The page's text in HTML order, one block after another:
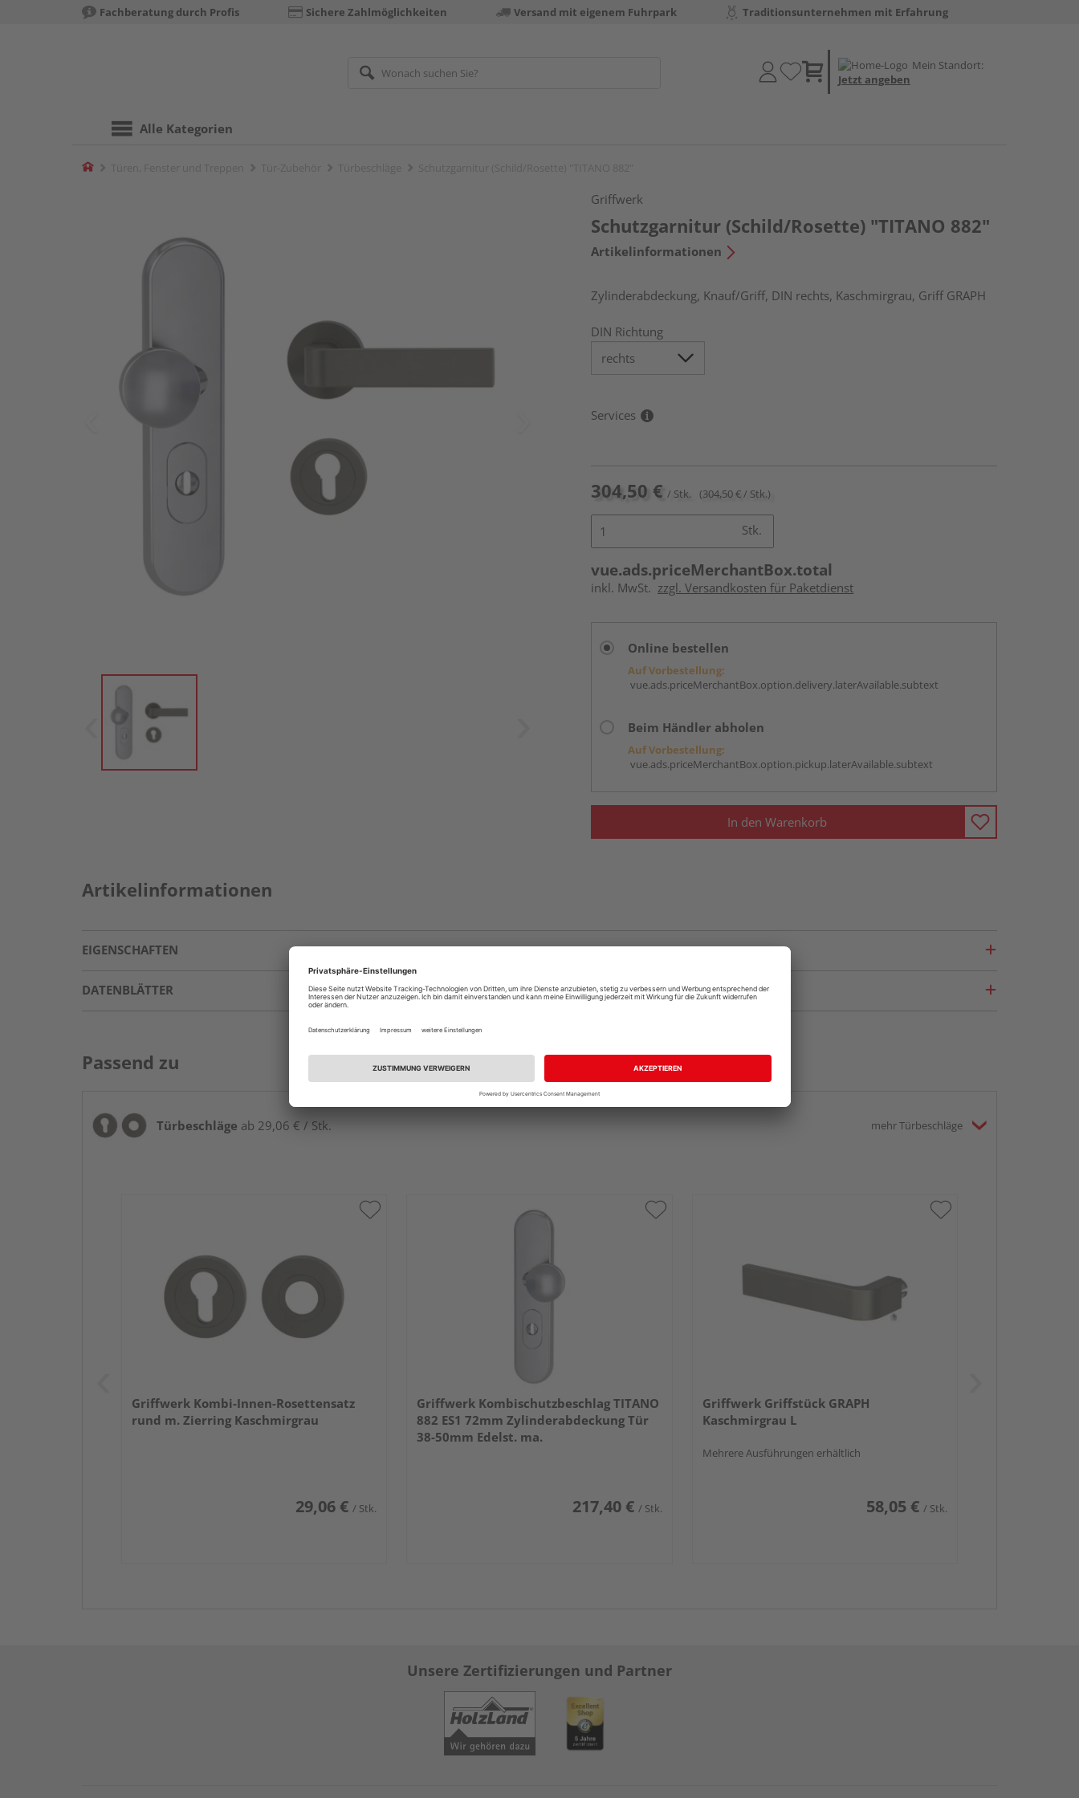
Fachberatung durch Profis Sichere Zahlmöglichkeiten Versand mit eigenem Fuhrpark Traditionsunternehmen mit Erfahrung
Mein Standort:
Jetzt angeben
Alle Kategorien
Home
Griffwerk
Schutzgarnitur (Schild/Rosette) "TITANO 882"
Artikelinformationen
Zylinderabdeckung, Knauf/Griff, DIN rechts, Kaschmirgrau, Griff GRAPH
DIN Richtung
Services
304,50 € / Stk. (304,50 € / Stk.)
Stk.
vue.ads.priceMerchantBox.total
inkl. MwSt. zzgl. Versandkosten für Paketdienst
Online bestellen
Auf Vorbestellung:
vue.ads.priceMerchantBox.option.delivery.laterAvailable.subtext
Beim Händler abholen
Auf Vorbestellung:
vue.ads.priceMerchantBox.option.pickup.laterAvailable.subtext
In den Warenkorb
Artikelinformationen
EIGENSCHAFTEN
DATENBLÄTTER
Passend zu
Türbeschläge ab 29,06 € / Stk. mehr Türbeschläge
Griffwerk Kombi-Innen-Rosettensatz
rund m. Zierring Kaschmirgrau
29,06 € / Stk.
Griffwerk Kombischutzbeschlag TITANO
882 ES1 72mm Zylinderabdeckung Tür
38-50mm Edelst. ma.
217,40 € / Stk.
Griffwerk Griffstück GRAPH
Kaschmirgrau L
Mehrere Ausführungen erhältlich
58,05 € / Stk.
Unsere Zertifizierungen und Partner